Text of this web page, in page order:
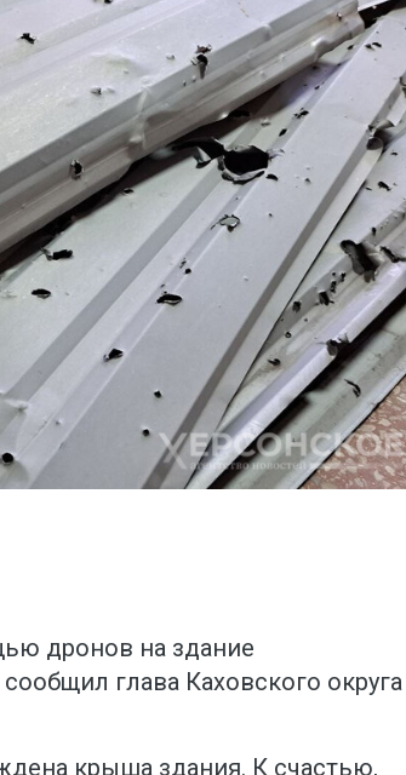
дронов на здание
глава Каховского округа
крыша здания. К счастью,